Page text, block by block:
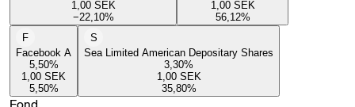
1,00 SEK
−22,10%
1,00 SEK
56,12%
F
Facebook A
5,50%
1,00 SEK
5,50%
S
Sea Limited American Depositary Shares
3,30%
1,00 SEK
35,80%